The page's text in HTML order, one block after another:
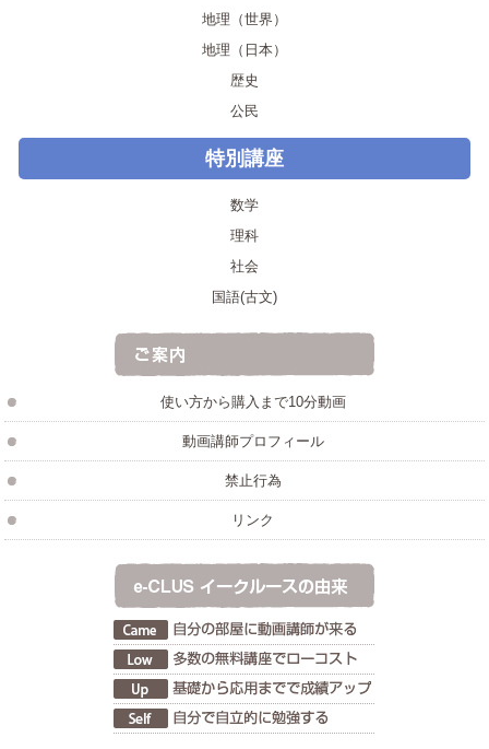
地理（世界）
地理（日本）
歴史
公民
特別講座
数学
理科
社会
国語(古文)
使い方から購入まで10分動画
動画講師プロフィール
禁止行為
リンク